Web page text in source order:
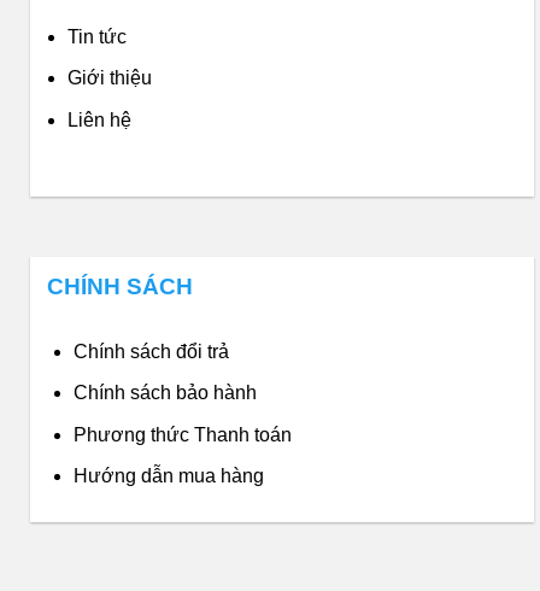
Tin tức
Giới thiệu
Liên hệ
CHÍNH SÁCH
Chính sách đổi trả
Chính sách bảo hành
Phương thức Thanh toán
Hướng dẫn mua hàng